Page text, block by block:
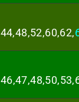
44,48,52,60,62,